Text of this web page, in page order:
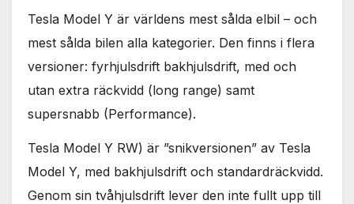
Tesla Model Y är världens mest sålda elbil – och
mest sålda bilen alla kategorier. Den finns i flera
versioner: fyrhjulsdrift bakhjulsdrift, med och
utan extra räckvidd (long range) samt
supersnabb (Performance).
Tesla Model Y RW) är ”snikversionen” av Tesla
Model Y, med bakhjulsdrift och standardräckvidd.
Genom sin tvåhjulsdrift lever den inte fullt upp till